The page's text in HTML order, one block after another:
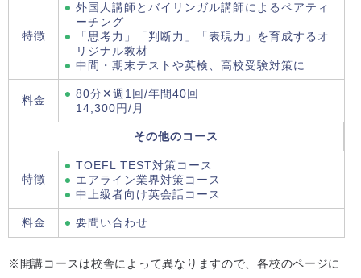
特徴
外国人講師とバイリンガル講師によるペアティ
ーチング
「思考力」「判断力」「表現力」を育成するオ
リジナル教材
中間・期末テストや英検、高校受験対策に
料金
80分✕週1回/年間40回
14,300円/月
その他のコース
特徴
TOEFL TEST対策コース
エアライン業界対策コース
中上級者向け英会話コース
料金 要問い合わせ
※開講コースは校舎によって異なりますので、各校のページに